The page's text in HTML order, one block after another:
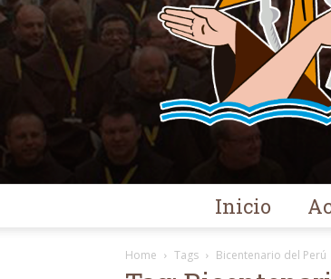
Inicio
Home Tags Bicentenario del Perú